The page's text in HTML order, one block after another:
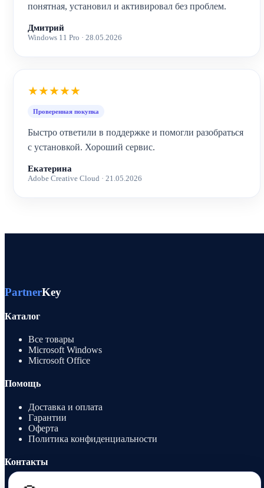
понятная, установил и активировал без проблем.
Дмитрий
Windows 11 Pro · 28.05.2026
★★★★★
Проверенная покупка
Быстро ответили в поддержке и помогли разобраться
с установкой. Хороший сервис.
Екатерина
Adobe Creative Cloud · 21.05.2026
PartnerKey
Каталог
Все товары
Microsoft Windows
Microsoft Office
Помощь
Доставка и оплата
Гарантии
Оферта
Политика конфиденциальности
Контакты
8 912 991 6751